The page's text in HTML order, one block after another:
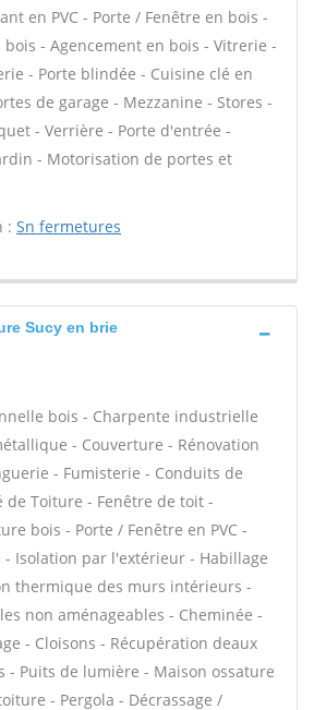
en PVC - Porte / Fenêtre en bois -
- Agencement en bois - Vitrerie -
- Porte blindée - Cuisine clé en
de garage - Mezzanine - Stores -
- Verrière - Porte d'entrée -
- Motorisation de portes et
: Sn fermetures
Sucy en brie
bois - Charpente industrielle
- Couverture - Rénovation
- Fumisterie - Conduits de
de Toiture - Fenêtre de toit -
bois - Porte / Fenêtre en PVC -
- Isolation par l'extérieur - Habillage
thermique des murs intérieurs -
non aménageables - Cheminée -
- Cloisons - Récupération deaux
- Puits de lumière - Maison ossature
- Pergola - Décrassage /